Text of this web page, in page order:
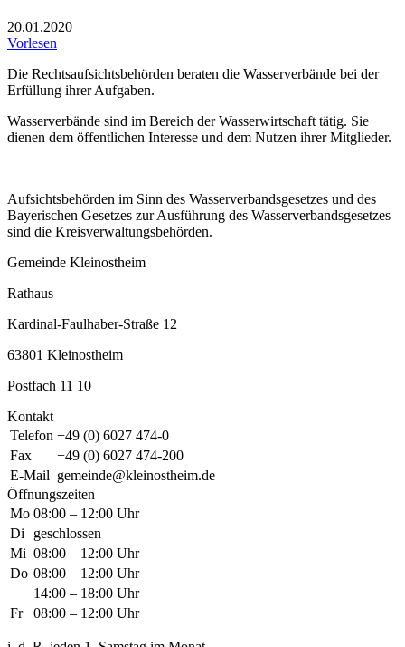
20.01.2020
Vorlesen
Die Rechtsaufsichtsbehörden beraten die Wasserverbände bei der
Erfüllung ihrer Aufgaben.
Wasserverbände sind im Bereich der Wasserwirtschaft tätig. Sie
dienen dem öffentlichen Interesse und dem Nutzen ihrer Mitglieder.
Aufsichtsbehörden im Sinn des Wasserverbandsgesetzes und des
Bayerischen Gesetzes zur Ausführung des Wasserverbandsgesetzes
sind die Kreisverwaltungsbehörden.
Gemeinde Kleinostheim
Rathaus
Kardinal-Faulhaber-Straße 12
63801 Kleinostheim
Postfach 11 10
Kontakt
Telefon +49 (0) 6027 474-0
Fax
+49 (0) 6027 474-200
E-Mail gemeinde@kleinostheim.de
Öffnungszeiten
Mo 08:00 – 12:00 Uhr
Di
geschlossen
Mi 08:00 – 12:00 Uhr
Do 08:00 – 12:00 Uhr
14:00 – 18:00 Uhr
Fr
08:00 – 12:00 Uhr